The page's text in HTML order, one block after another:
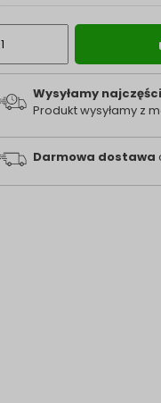
Wysyłamy
Produkt wysyłamy z
Darmowa dostawa